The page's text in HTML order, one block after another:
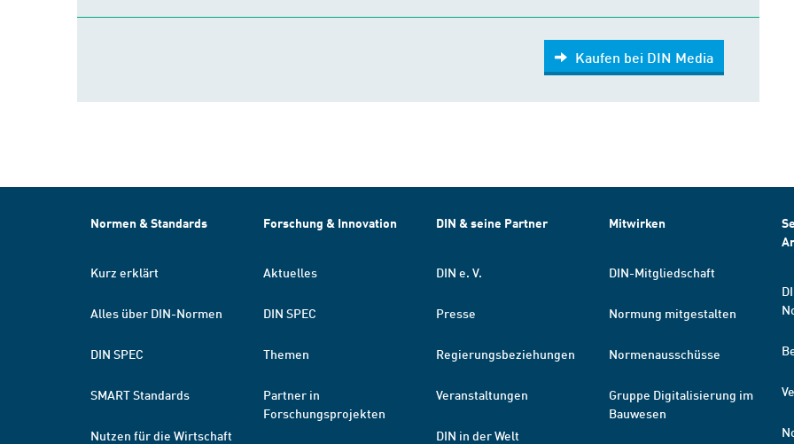
Kaufen bei DIN Media
Normen & Standards
Kurz erklärt
Alles über DIN-Normen
DIN SPEC
SMART Standards
Nutzen für die Wirtschaft
Forschung & Innovation
Aktuelles
DIN SPEC
Themen
Partner in
Forschungsprojekten
DIN & seine Partner
DIN e. V.
Presse
Regierungsbeziehungen
Veranstaltungen
DIN in der Welt
Mitwirken
DIN-Mitgliedschaft
Normung mitgestalten
Normenausschüsse
Gruppe Digitalisierung im
Bauwesen